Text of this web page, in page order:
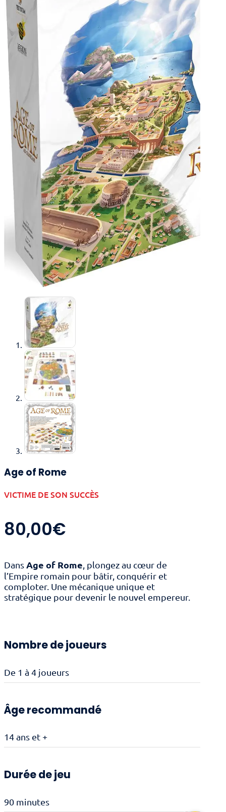
Age of Rome
VICTIME DE SON SUCCÈS
80,00€
DansAge of Rome , plongez au cœur de
l’Empire romain pour bâtir, conquérir et
comploter. Une mécanique unique et
stratégique pour devenir le nouvel empereur.
Nombre de joueurs
De 1 à 4 joueurs
Âge recommandé
14 ans et +
Durée de jeu
90 minutes